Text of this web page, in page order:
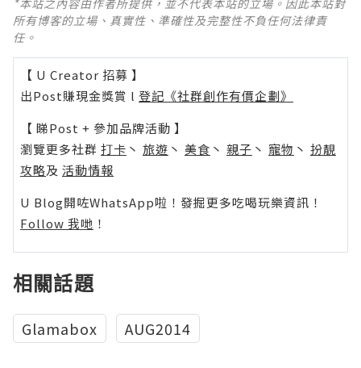
*本站之內容由作者所提供，並不代表本站的立場。因此本站對
所有博客的立場、真實性、準確性及完整性不負任何法律責
任。
【 U Creator 招募 】
出Post賺現金獎賞 l 登記《社群創作有價企劃》
【 睇Post + 參加品牌活動 】
瀏覽更多社群 打卡 丶 旅遊 丶 美食 丶 親子 丶 寵物 丶 扮靚
攻略及 活動情報
U Blog開咗WhatsApp啦！發掘更多吃喝玩樂資訊！
Follow 我哋 ！
相關話題
Glamabox AUG2014